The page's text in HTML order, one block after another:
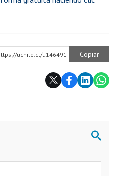
uchile.cl/u146491 Copiar